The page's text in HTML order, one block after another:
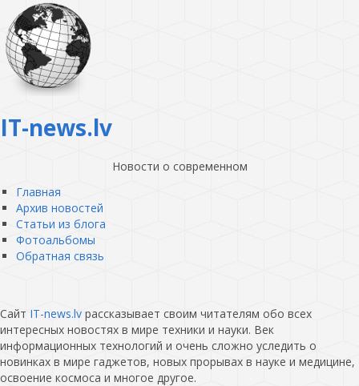
IT-news.lv
Новости о современном
Главная
Архив новостей
Статьи из блога
Фотоальбомы
Обратная связь
Сайт IT-news.lv рассказывает своим читателям обо всех
интересных новостях в мире техники и науки. Век
информационных технологий и очень сложно уследить о
новинках в мире гаджетов, новых прорывах в науке и медицине,
освоение космоса и многое другое.